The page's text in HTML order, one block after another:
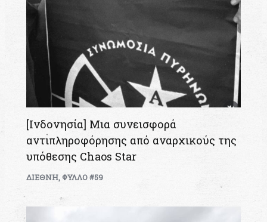
[Ινδονησία] Μια συνεισφορά
αντιπληροφόρησης από αναρχικούς της
υπόθεσης Chaos Star
ΔΙΕΘΝΗ,ΦΥΛΛΟ #59